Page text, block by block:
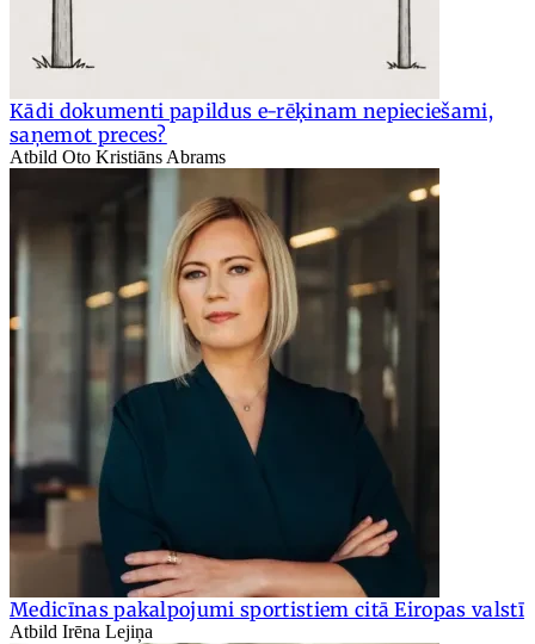
Kādi dokumenti papildus e-rēķinam nepieciešami,
saņemot preces?
Atbild Oto Kristiāns Abrams
Medicīnas pakalpojumi sportistiem citā Eiropas valstī
Atbild Irēna Lejiņa